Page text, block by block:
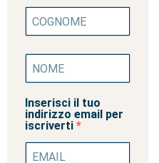
Inserisci il tuo
indirizzo email per
iscriverti